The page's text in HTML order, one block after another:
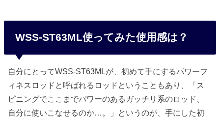
WSS-ST63ML使ってみた使用感は？
自分にとってWSS-ST63MLが、初めて手にするパワーフ
ィネスロッドと呼ばれるロッドということもあり、「ス
ピニングでここまでパワーのあるガッチリ系のロッド、
自分に使いこなせるのか…。」というのが、手にした初